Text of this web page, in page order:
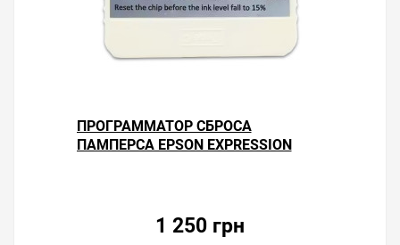
ПРОГРАММАТОР СБРОСА
ПАМПЕРСА EPSON EXPRESSION
1 250 грн